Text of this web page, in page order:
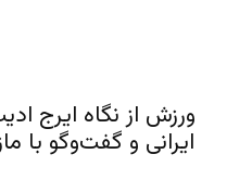
ورزش از نگاه ایرج